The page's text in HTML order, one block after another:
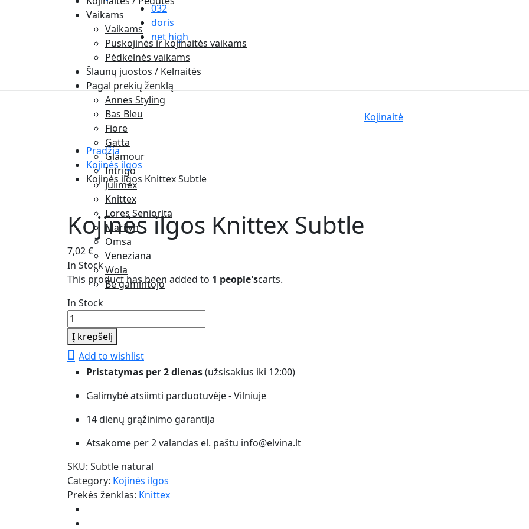
032
doris
net high
Vaikams
Vaikams
Puskojinės ir kojinaitės vaikams
Pėdkelnės vaikams
Šlaunų juostos / Kelnaitės
Pagal prekių ženklą
Annes Styling
Bas Bleu
Fiore
Gatta
Glamour
Intrigo
Julimex
Knittex
Lores Seniorita
Marilyn
Omsa
Veneziana
Wola
Be gamintojo
Kojinaitė
Pradžia
Kojinės ilgos
Kojinės ilgos Knittex Subtle
Kojinės ilgos Knittex Subtle
7,02€
In Stock
This product has been added to 1 people'scarts.
In Stock
Kojinės
ilgos
Knittex
Subtle
quantity
Į krepšelį
Add to wishlist
Pristatymas per 2 dienas(užsisakius iki 12:00)
Galimybė atsiimti parduotuvėje - Vilniuje
14 dienų grąžinimo garantija
Atsakome per 2 valandas el. paštu info@elvina.lt
SKU: Subtle natural
Category: Kojinės ilgos
Prekės ženklas: Knittex